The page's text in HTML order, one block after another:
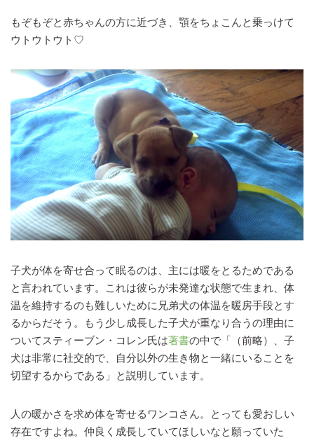
もぞもぞと赤ちゃんの方に近づき、顎をちょこんと乗っけて
ウトウトウト♡
子犬が体を寄せ合って眠るのは、主には暖をとるためである
と言われています。これは彼らが未発達な状態で生まれ、体
温を維持するのも難しいために兄弟犬の体温を暖房手段とす
るからだそう。もう少し成長した子犬が重なり合うの理由に
ついてスティーブン・コレン氏は著書の中で「（前略）、子
犬は非常に社交的で、自分以外の生き物と一緒にいることを
切望するからである」と説明しています。
人の暖かさを求め体を寄せるワンコさん。とっても愛おしい
存在ですよね。仲良く成長していてほしいなと願っていた